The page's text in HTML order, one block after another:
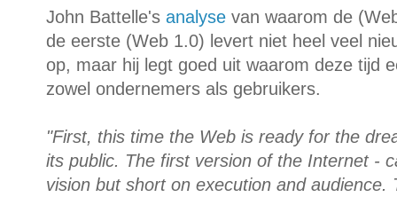
John Battelle's analyse van waarom de
de eerste (Web 1.0) levert niet heel veel
op, maar hij legt goed uit waarom deze tijd
zowel ondernemers als gebruikers.
"First, this time the Web is ready for the
its public. The first version of the Internet -
vision but short on execution and audience.